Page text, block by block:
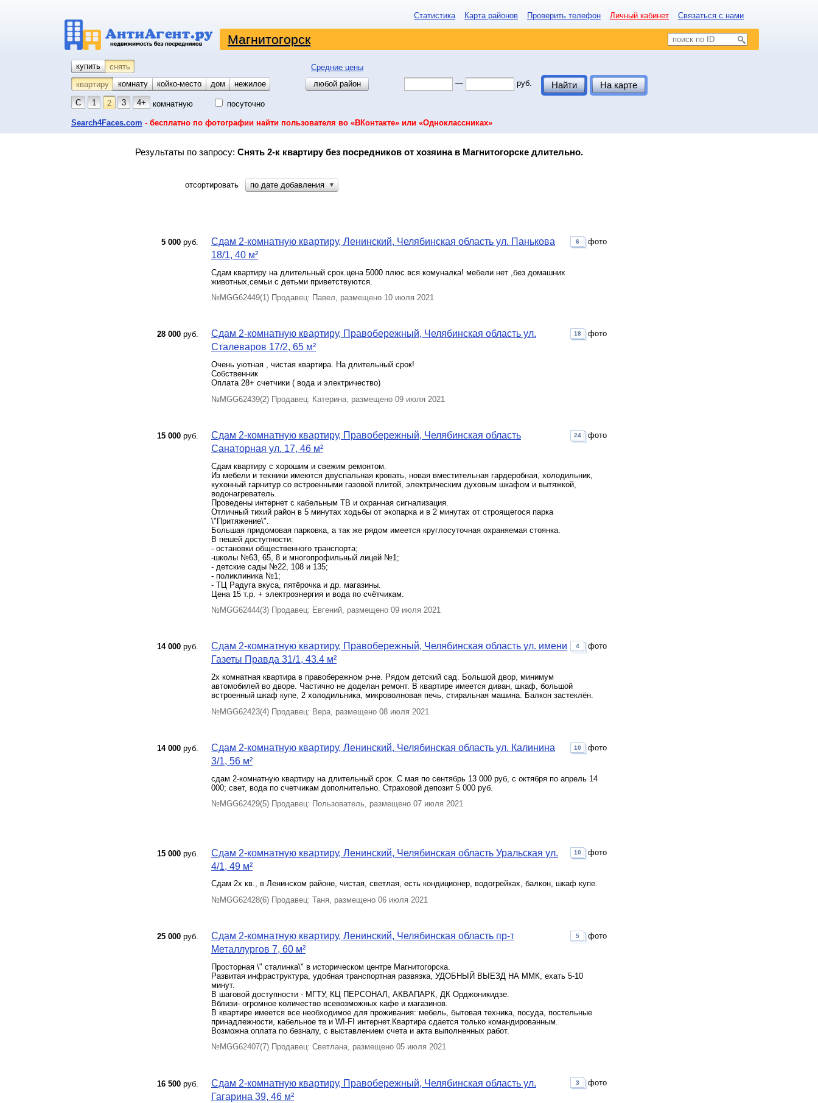
Статистика Карта районов Проверить телефон Личный кабинет Связаться с нами
Магнитогорск
купить снять
Средние цены
квартиру
комнату койко-место дом гараж
участок
нежилое
С 1 2 3 4+ комнатную посуточно
любой район — руб. Найти На карте
Search4Faces.com - бесплатно по фотографии найти пользователя во «ВКонтакте» или «Одноклассниках»
Результаты по запросу: Снять 2-к квартиру без посредников от хозяина в Магнитогорске длительно.
отсортировать по дате добавления ▼
5 000 руб.
Сдам 2-комнатную квартиру, Ленинский, Челябинская область ул. Панькова
18/1, 40 м²
Сдам квартиру на длительный срок.цена 5000 плюс вся комуналка! мебели нет ,без домашних
животных,семьи с детьми приветствуются.
6 фото
№MGG62449(1) Продавец: Павел, размещено 10 июля 2021
28 000 руб.
Сдам 2-комнатную квартиру, Правобережный, Челябинская область ул.
Сталеваров 17/2, 65 м²
Очень уютная , чистая квартира. На длительный срок!
Собственник
Оплата 28+ счетчики ( вода и электричество)
18 фото
№MGG62439(2) Продавец: Катерина, размещено 09 июля 2021
15 000 руб.
Сдам 2-комнатную квартиру, Правобережный, Челябинская область
Санаторная ул. 17, 46 м²
Сдам квартиру с хорошим и свежим ремонтом.
Из мебели и техники имеются двуспальная кровать, новая вместительная гардеробная, холодильник,
кухонный гарнитур со встроенными газовой плитой, электрическим духовым шкафом и вытяжкой,
водонагреватель.
Проведены интернет с кабельным ТВ и охранная сигнализация.
Отличный тихий район в 5 минутах ходьбы от экопарка и в 2 минутах от строящегося парка
\"Притяжение\".
Большая придомовая парковка, а так же рядом имеется круглосуточная охраняемая стоянка.
В пешей доступности:
- остановки общественного транспорта;
-школы №63, 65, 8 и многопрофильный лицей №1;
- детские сады №22, 108 и 135;
- поликлиника №1;
- ТЦ Радуга вкуса, пятёрочка и др. магазины.
Цена 15 т.р. + электроэнергия и вода по счётчикам.
24 фото
№MGG62444(3) Продавец: Евгений, размещено 09 июля 2021
14 000 руб.
Сдам 2-комнатную квартиру, Правобережный, Челябинская область ул. имени
Газеты Правда 31/1, 43.4 м²
2х комнатная квартира в правобережном р-не. Рядом детский сад. Большой двор, минимум
автомобилей во дворе. Частично не доделан ремонт. В квартире имеется диван, шкаф, большой
встроенный шкаф купе, 2 холодильника, микроволновая печь, стиральная машина. Балкон застеклён.
4 фото
№MGG62423(4) Продавец: Вера, размещено 08 июля 2021
14 000 руб.
Сдам 2-комнатную квартиру, Ленинский, Челябинская область ул. Калинина
3/1, 56 м²
сдам 2-комнатную квартиру на длительный срок. С мая по сентябрь 13 000 руб, с октября по апрель 14
000; свет, вода по счетчикам дополнительно. Страховой депозит 5 000 руб.
10 фото
№MGG62429(5) Продавец: Пользователь, размещено 07 июля 2021
15 000 руб.
Сдам 2-комнатную квартиру, Ленинский, Челябинская область Уральская ул.
4/1, 49 м²
Сдам 2х кв., в Ленинском районе, чистая, светлая, есть кондиционер, водогрейках, балкон, шкаф купе.
10 фото
№MGG62428(6) Продавец: Таня, размещено 06 июля 2021
25 000 руб.
Сдам 2-комнатную квартиру, Ленинский, Челябинская область пр-т
Металлургов 7, 60 м²
Просторная \" сталинка\" в историческом центре Магнитогорска.
Развитая инфраструктура, удобная транспортная развязка, УДОБНЫЙ ВЫЕЗД НА ММК, ехать 5-10
минут.
В шаговой доступности - МГТУ, КЦ ПЕРСОНАЛ, АКВАПАРК, ДК Орджоникидзе.
Вблизи- огромное количество всевозможных кафе и магазинов.
В квартире имеется все необходимое для проживания: мебель, бытовая техника, посуда, постельные
принадлежности, кабельное тв и WI-FI интернет.Квартира сдается только командированным.
Возможна оплата по безналу, с выставлением счета и акта выполненных работ.
5 фото
№MGG62407(7) Продавец: Светлана, размещено 05 июля 2021
16 500 руб.
Сдам 2-комнатную квартиру, Правобережный, Челябинская область ул.
Гагарина 39, 46 м²
3 фото